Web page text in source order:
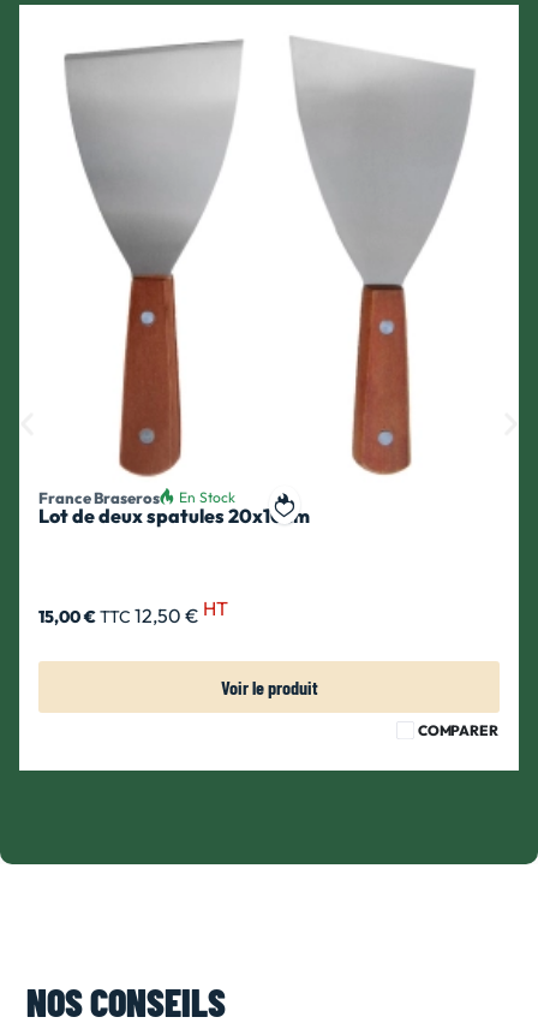
Ajouter à ma liste de souhait
France Braseros En Stock
Lot de deux spatules 20x10cm
15,00 €TTC 12,50 € HT
Voir le produit
COMPARER
NOS CONSEILS